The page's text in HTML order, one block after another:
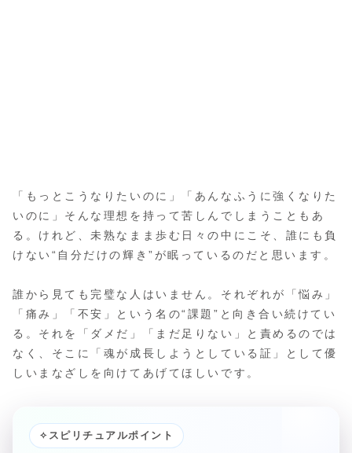
「もっとこうなりたいのに」「あんなふうに強くなりた
いのに」そんな理想を持って苦しんでしまうこともあ
る。けれど、未熟なまま歩む日々の中にこそ、誰にも負
けない“自分だけの輝き”が眠っているのだと思います。
誰から見ても完璧な人はいません。それぞれが「悩み」
「痛み」「不安」という名の“課題”と向き合い続けてい
る。それを「ダメだ」「まだ足りない」と責めるのでは
なく、そこに「魂が成長しようとしている証」として優
しいまなざしを向けてあげてほしいです。
✧ スピリチュアルポイント